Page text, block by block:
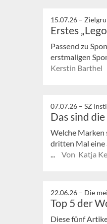
15.07.26 –
Erstes
Passend zu
erstmaligen
Kerstin Barthel
07.07.26 – SZ
Das sind
Welche Marken
dritten Mal eine
...
Von Katja
22.06.26 – Die
Top 5 der
Diese fünf